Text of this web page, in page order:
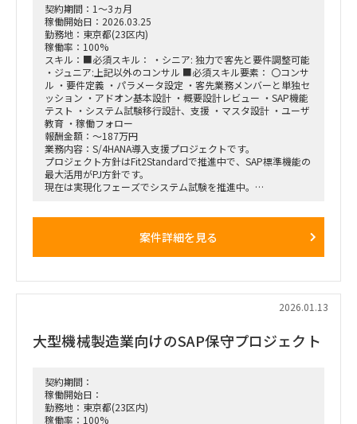
契約期間：1～3ヵ月
稼働開始日：2026.03.25
勤務地：東京都(23区内)
稼働率：100%
スキル：■必須スキル： ・シニア: 独力で客先と要件調整可能
・ジュニア:上記以外のコンサル ■必須スキル要素： 〇コンサ
ル ・要件定義 ・パラメータ設定 ・客先業務メンバーと単独セ
ッション ・アドオン基本設計 ・概要設計レビュー ・SAP機能
テスト ・システム試験移行設計、支援 ・マスタ設計 ・ユーザ
教育 ・稼働フォロー
報酬金額：～187万円
業務内容：S/4HANA導入支援プロジェクトです。
プロジェクト方針はFit2Standardで推進中で、SAP標準機能の
最大活用がPJ方針です。
現在は実現化フェーズでシステム試験を推進中。
加アドオン等の実装フェーズで
③販売管理管理コンサル（ＳＤ）※PSと連動経験が必要
～導入モジュール～
FI、CO、MM、PP、PS、SD、PEO
案件詳細を見る
2026.01.13
大型機械製造業向けのSAP保守プロジェクト
契約期間：
稼働開始日：
勤務地：東京都(23区内)
稼働率：100%